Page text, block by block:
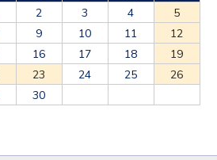
2 3 4
5
9 10 11
12
16 17 18
19
23 24 25
26
30